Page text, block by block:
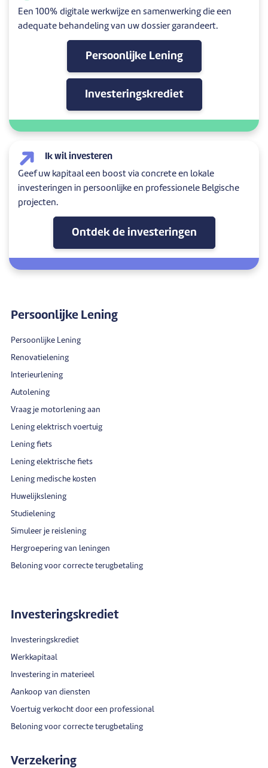
Een 100% digitale werkwijze en samenwerking die een
adequate behandeling van uw dossier garandeert.
Persoonlijke Lening
Investeringskrediet
Ik wil investeren
Geef uw kapitaal een boost via concrete en lokale
investeringen in persoonlijke en professionele Belgische
projecten.
Ontdek de investeringen
Persoonlijke Lening
Persoonlijke Lening
Renovatielening
Interieurlening
Autolening
Vraag je motorlening aan
Lening elektrisch voertuig
Lening fiets
Lening elektrische fiets
Lening medische kosten
Huwelijkslening
Studielening
Simuleer je reislening
Hergroepering van leningen
Beloning voor correcte terugbetaling
Investeringskrediet
Investeringskrediet
Werkkapitaal
Investering in materieel
Aankoop van diensten
Voertuig verkocht door een professional
Beloning voor correcte terugbetaling
Verzekering